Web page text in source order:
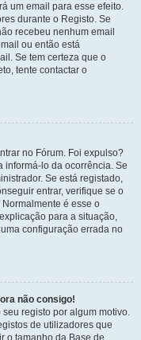
um email para esse efeito.
durante o Registo. Se
recebeu nenhum email
ou então está
Se tem certeza que o
tente contactar o
no Fórum. Foi expulso?
informá-lo da ocorrência. Se
Se está registado,
entrar, verifique se o
é esse o
para a situação,
configuração errada no
não consigo!
registo por algum motivo.
de utilizadores que
o tamanho da Base de